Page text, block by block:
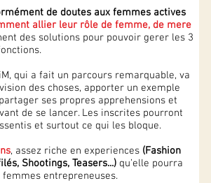
de doutes aux femmes actives
allier leur rôle de femme, de mere
des solutions pour pouvoir gerer les 3
qui a fait un parcours remarquable, va
des choses, apporter un exemple
ses propres apprehensions et
de se lancer. Les inscrites pourront
et surtout ce qui les bloque.
, assez riche en experiences(Fashion
Shootings, Teasers...)qu’elle pourra
entrepreneuses.